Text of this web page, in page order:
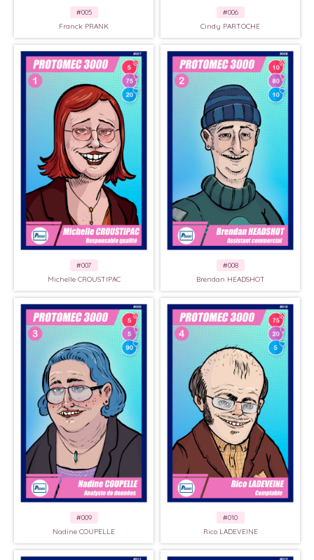
#005
Franck PRANK
#006
Cindy PARTOCHE
#007
Michelle CROUSTIPAC
#008
Brendan HEADSHOT
#009
Nadine COUPELLE
#010
Rico LADEVEINE